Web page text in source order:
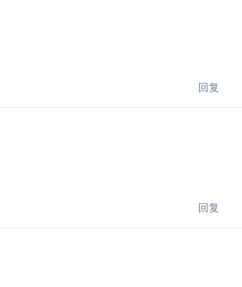
回复
回复